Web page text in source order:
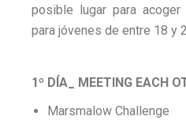
posible lugar para
para jóvenes de entre 18 y
1º DÍA_ MEETING EACH
Marsmalow Challenge